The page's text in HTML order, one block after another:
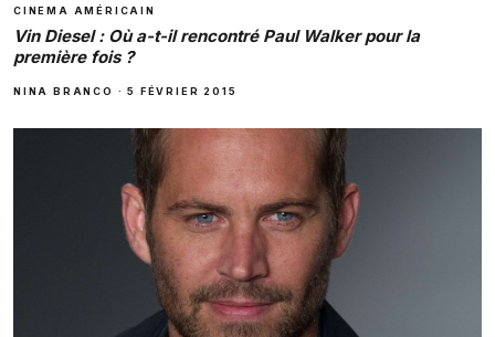
CINEMA AMÉRICAIN
Vin Diesel : Où a-t-il rencontré Paul Walker pour la
première fois ?
NINA BRANCO ·5 FÉVRIER 2015